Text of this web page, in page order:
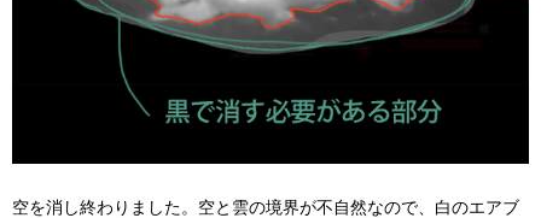
空を消し終わりました。空と雲の境界が不自然なので、白のエアブ